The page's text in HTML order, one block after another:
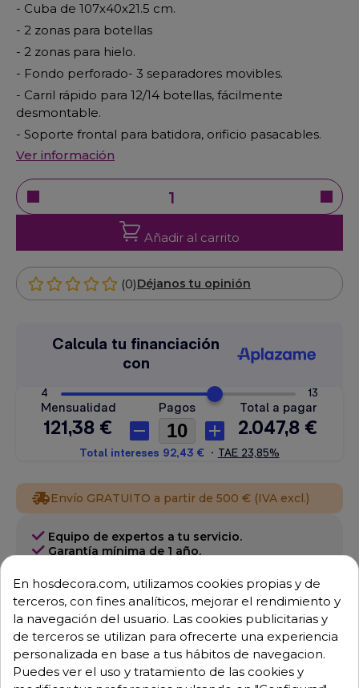
- Cuba de 107x40x21.5 cm.
- 2 zonas para botellas
- 2 zonas para hielo.
- Fondo perforado- 3 separadores movibles.
- Carril rápido para 12/14 botellas, fácilmente
desmontable.
- Soporte frontal para batidora, orificio pasacables.
Ver información
Añadir al carrito
(0)Déjanos tu opinión
Envío GRATUITO a partir de 500 € (IVA excl.)
Equipo de expertos a tu servicio.
Garantía mínima de 1 año.
Consulta tus dudas con nosotros.
976 25 59 91
info@hosdecora.com
Hablemos
En hosdecora.com, utilizamos cookies propias y de
terceros, con fines analíticos, mejorar el rendimiento y
la navegación del usuario. Las cookies publicitarias y
de terceros se utilizan para ofrecerte una experiencia
personalizada en base a tus hábitos de navegacion.
Puedes ver el uso y tratamiento de las cookies y